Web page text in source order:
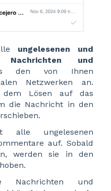
ungelesenen
und
Nachrichten und
den von Ihnen
Netzwerken an.
Lösen auf das
die Nachricht in den
alle ungelesenen
auf. Sobald
werden sie in den
und